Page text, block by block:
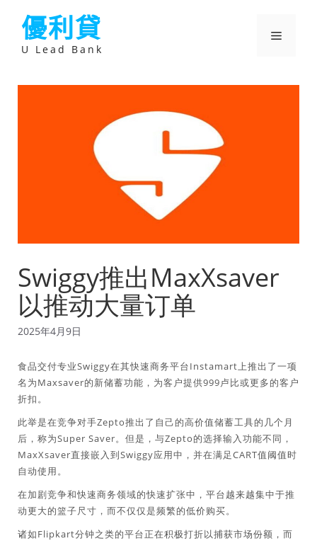
優利貸
U Lead Bank
選
Swiggy推出MaxXsaver
以推动大量订单
2025年4月9日
食品交付专业Swiggy在其快速商务平台Instamart上推出了一项
名为Maxsaver的新储蓄功能，为客户提供999卢比或更多的客户
折扣。
此举是在竞争对手Zepto推出了自己的高价值储蓄工具的几个月
后，称为Super Saver。但是，与Zepto的选择输入功能不同，
MaxXsaver直接嵌入到Swiggy应用中，并在满足CART值阈值时
自动使用。
在加剧竞争和快速商务领域的快速扩张中，平台越来越集中于推
动更大的篮子尺寸，而不仅仅是频繁的低价购买。
诸如Flipkart分钟之类的平台正在积极打折以捕获市场份额，而